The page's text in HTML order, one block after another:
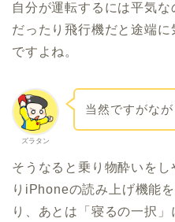
自分が運転するには平気
だったり飛行機だと途端
ですよね。
ズラタン
当然ですがな
そうなると乗り物酔いを
りiPhoneの読み上げ機能
り、あとは「寝るの一択